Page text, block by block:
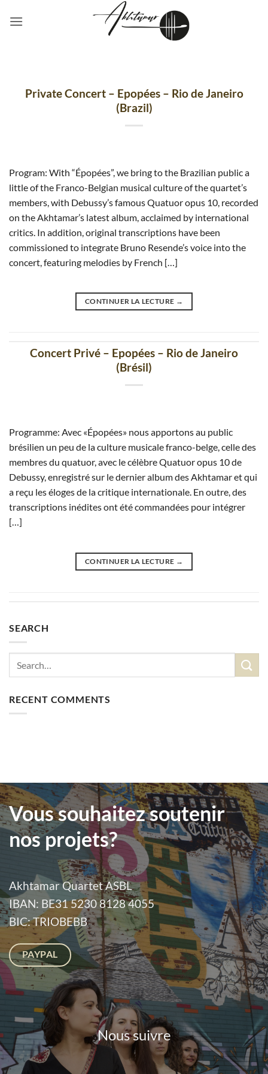
Private Concert – Epopées – Rio de Janeiro
(Brazil)
Program: With “Épopées”, we bring to the Brazilian public a
little of the Franco-Belgian musical culture of the quartet’s
members, with Debussy’s famous Quatuor opus 10, recorded
on the Akhtamar’s latest album, acclaimed by international
critics. In addition, original transcriptions have been
commissioned to integrate Bruno Resende’s voice into the
concert, featuring melodies by French […]
CONTINUER LA LECTURE →
Concert Privé – Epopées – Rio de Janeiro
(Brésil)
Programme: Avec «Épopées» nous apportons au public
brésilien un peu de la culture musicale franco-belge, celle des
membres du quatuor, avec le célèbre Quatuor opus 10 de
Debussy, enregistré sur le dernier album des Akhtamar et qui
a reçu les éloges de la critique internationale. En outre, des
transcriptions inédites ont été commandées pour intégrer
[…]
CONTINUER LA LECTURE →
SEARCH
RECENT COMMENTS
Vous souhaitez soutenir
nos projets?
Akhtamar Quartet ASBL
IBAN: BE31 5230 8128 4055
BIC: TRIOBEBB
PAYPAL
Nous suivre